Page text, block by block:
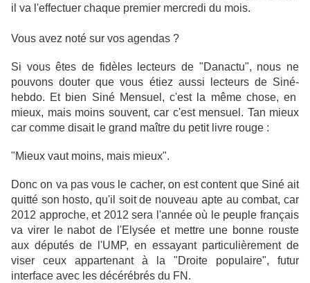
il va l'effectuer chaque premier mercredi du mois.
Vous avez noté sur vos agendas ?
Si vous êtes de fidèles lecteurs de "Danactu", nous ne
pouvons douter que vous étiez aussi lecteurs de Siné-
hebdo. Et bien Siné Mensuel, c'est la même chose, en
mieux, mais moins souvent, car c'est mensuel. Tan mieux
car comme disait le grand maître du petit livre rouge :
"Mieux vaut moins, mais mieux".
Donc on va pas vous le cacher, on est content que Siné ait
quitté son hosto, qu'il soit de nouveau apte au combat, car
2012 approche, et 2012 sera l'année où le peuple français
va virer le nabot de l'Elysée et mettre une bonne rouste
aux députés de l'UMP, en essayant particulièrement de
viser ceux appartenant à la "Droite populaire", futur
interface avec les décérébrés du FN.